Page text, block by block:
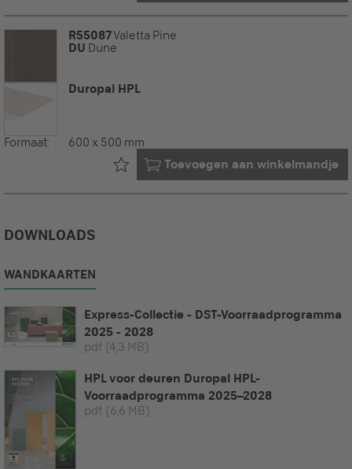
R55087Valetta Pine
DU Dune
Duropal HPL
Formaat: 600 x 500 mm
Toevoegen aan winkelmandje
Al in uw
DOWNLOADS
WANDKAARTEN
Express-Collectie - DST-Voorraadprogramma
2025 - 2028
pdf (4,3 MB)
HPL voor deuren Duropal HPL-
Voorraadprogramma 2025–2028
pdf (6,6 MB)